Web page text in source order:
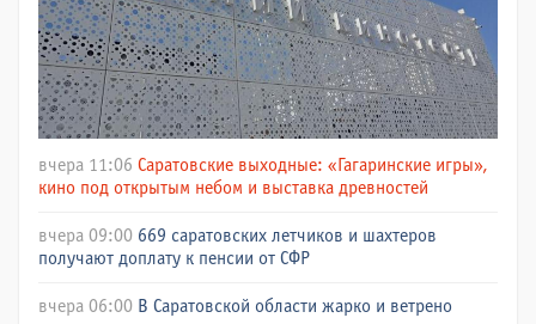
вчера 11:06 Саратовские выходные: «Гагаринские игры»,
кино под открытым небом и выставка древностей
вчера 09:00 669 саратовских летчиков и шахтеров
получают доплату к пенсии от СФР
вчера 06:00 В Саратовской области жарко и ветрено